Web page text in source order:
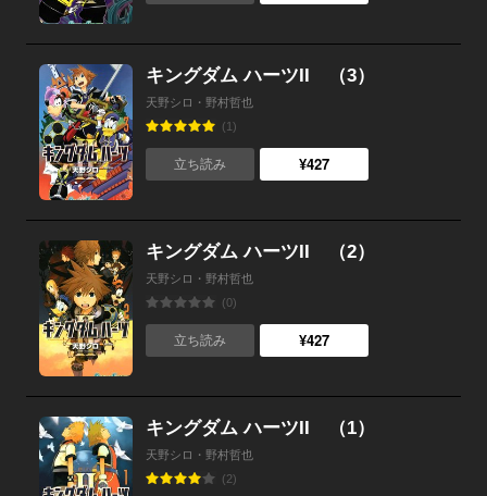
キングダム ハーツII （3）
天野シロ・野村哲也
(1)
立ち読み ¥427
キングダム ハーツII （2）
天野シロ・野村哲也
(0)
立ち読み ¥427
キングダム ハーツII （1）
天野シロ・野村哲也
(2)